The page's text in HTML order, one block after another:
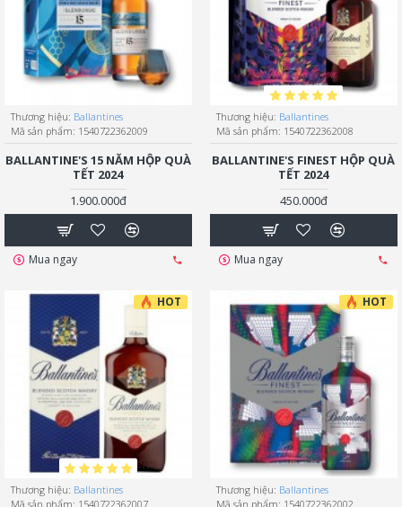
Thương hiệu: Ballantines
Mã sản phẩm: 1540722362009
BALLANTINE'S 15 NĂM HỘP QUÀ
TẾT 2024
1.900.000đ
Mua ngay
Thương hiệu: Ballantines
Mã sản phẩm: 1540722362008
BALLANTINE'S FINEST HỘP QUÀ
TẾT 2024
450.000đ
Mua ngay
HOT
Thương hiệu: Ballantines
Mã sản phẩm: 1540722362007
HOT
Thương hiệu: Ballantines
Mã sản phẩm: 1540722362002